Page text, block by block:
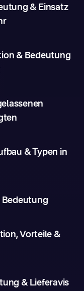
& Einsatz
& Bedeutung
& Typen in
Vorteile &
& Lieferavis